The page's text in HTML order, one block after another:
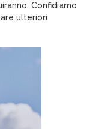
Confidiamo
ulteriori